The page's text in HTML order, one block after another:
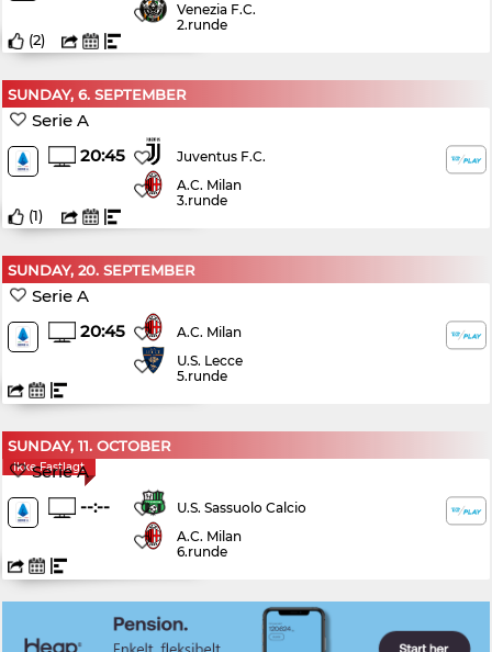
Venezia F.C.
2.runde
(2)
SUNDAY, 6. SEPTEMBER
Serie A
20:45
Juventus F.C.
A.C. Milan
3.runde
(1)
SUNDAY, 20. SEPTEMBER
Serie A
20:45
A.C. Milan
U.S. Lecce
5.runde
SUNDAY, 11. OCTOBER
Ikke Fastlagt
Serie A
--:--
U.S. Sassuolo Calcio
A.C. Milan
6.runde